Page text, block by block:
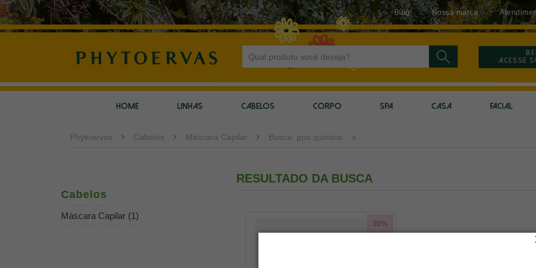
Blog Nossa marca
Acesse
HOME LINHAS CABELOS CORPO SPA CASA FACIAL
Phytoervas Cabelos Máscara Capilar Busca: pos quimica x
Cabelos
Máscara Capilar (1)
RESULTADO DA BUSCA
30%